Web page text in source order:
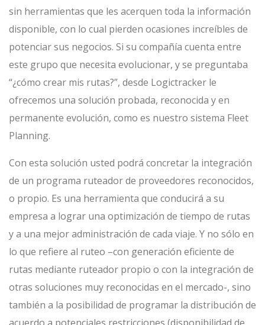
sin herramientas que les acerquen toda la información
disponible, con lo cual pierden ocasiones increíbles de
potenciar sus negocios. Si su compañía cuenta entre
este grupo que necesita evolucionar, y se preguntaba
“¿cómo crear mis rutas?”, desde Logictracker le
ofrecemos una solución probada, reconocida y en
permanente evolución, como es nuestro sistema Fleet
Planning.
Con esta solución usted podrá concretar la integración
de un programa ruteador de proveedores reconocidos,
o propio. Es una herramienta que conducirá a su
empresa a lograr una optimización de tiempo de rutas
y a una mejor administración de cada viaje. Y no sólo en
lo que refiere al ruteo –con generación eficiente de
rutas mediante ruteador propio o con la integración de
otras soluciones muy reconocidas en el mercado-, sino
también a la posibilidad de programar la distribución de